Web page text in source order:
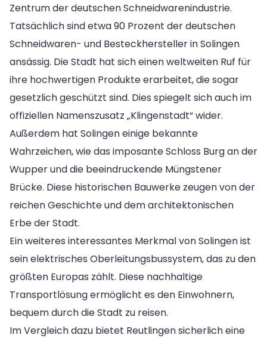
Zentrum der deutschen Schneidwarenindustrie.
Tatsächlich sind etwa 90 Prozent der deutschen
Schneidwaren- und Besteckhersteller in Solingen
ansässig. Die Stadt hat sich einen weltweiten Ruf für
ihre hochwertigen Produkte erarbeitet, die sogar
gesetzlich geschützt sind. Dies spiegelt sich auch im
offiziellen Namenszusatz „Klingenstadt“ wider.
Außerdem hat Solingen einige bekannte
Wahrzeichen, wie das imposante Schloss Burg an der
Wupper und die beeindruckende Müngstener
Brücke. Diese historischen Bauwerke zeugen von der
reichen Geschichte und dem architektonischen
Erbe der Stadt.
Ein weiteres interessantes Merkmal von Solingen ist
sein elektrisches Oberleitungsbussystem, das zu den
größten Europas zählt. Diese nachhaltige
Transportlösung ermöglicht es den Einwohnern,
bequem durch die Stadt zu reisen.
Im Vergleich dazu bietet Reutlingen sicherlich eine